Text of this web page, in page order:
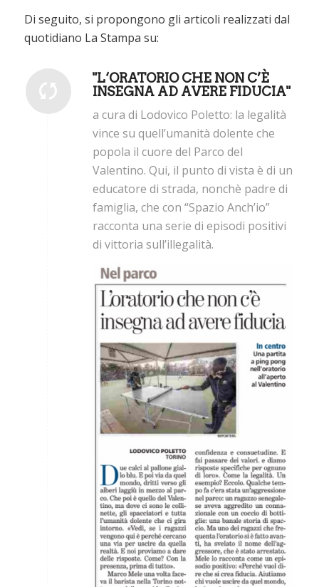
Di seguito, si propongono gli articoli realizzati dal
quotidiano La Stampa su:
"L‘ORATORIO CHE NON C’È
INSEGNA AD AVERE FIDUCIA"
a cura di Lodovico Poletto: la legalità
vince su quell’umanità dolente che
popola il cuore del Parco del
Valentino. Qui, il punto di vista è di un
educatore di strada, nonchè padre di
famiglia, che con “Spazio Anch’io”
racconta una serie di episodi positivi
di vittoria sull’illegalità.